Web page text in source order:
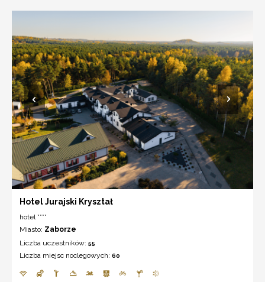
Hotel Jurajski Kryształ
hotel ****
Miasto: Zaborze
Liczba uczestników: 55
Liczba miejsc noclegowych: 60